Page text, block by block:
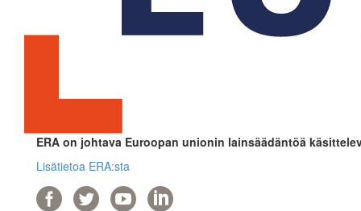
ERA on johtava Euroopan unionin lainsäädäntöä
Lisätietoa ERA:sta